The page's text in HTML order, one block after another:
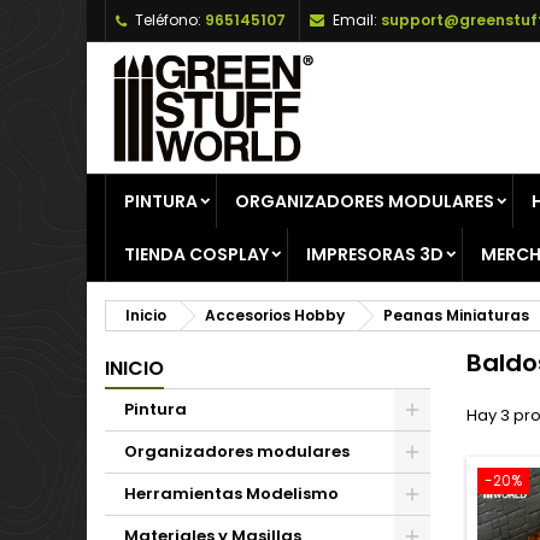
Teléfono: 965145107 Email:
PINTURA ORGANIZADORES MODULARES
TIENDA COSPLAY IMPRESORAS 3D
Inicio Accesorios Hobby Peanas Miniaturas
INICIO
Pintura
Organizadores modulares
Herramientas Modelismo
Hay 3
-20%